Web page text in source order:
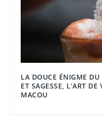
LA DOUCE ÉNIGME
ET SAGESSE, L’ART
MACOU